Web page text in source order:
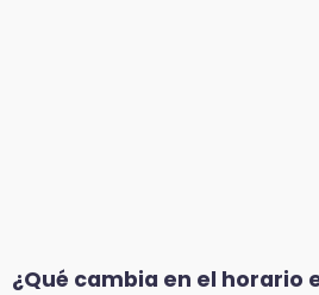
¿Qué cambia en el horario